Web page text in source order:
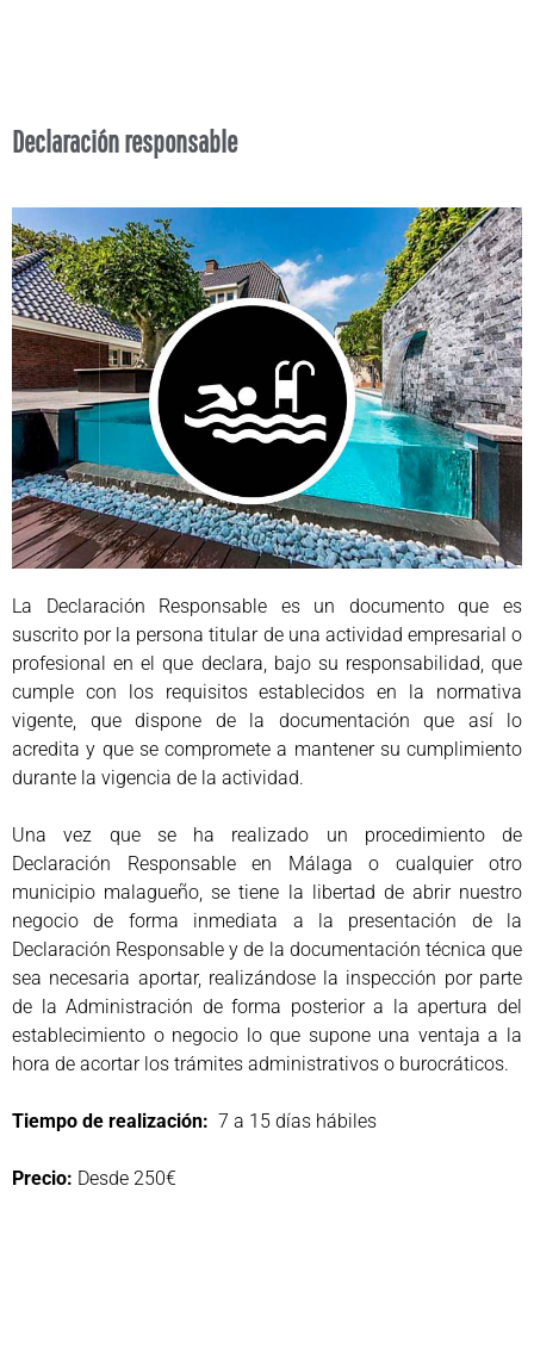
Declaración responsable
La Declaración Responsable es un documento que es
suscrito por la persona titular de una actividad empresarial o
profesional en el que declara, bajo su responsabilidad, que
cumple con los requisitos establecidos en la normativa
vigente, que dispone de la documentación que así lo
acredita y que se compromete a mantener su cumplimiento
durante la vigencia de la actividad.
Una vez que se ha realizado un procedimiento de
Declaración Responsable en Málaga o cualquier otro
municipio malagueño, se tiene la libertad de abrir nuestro
negocio de forma inmediata a la presentación de la
Declaración Responsable y de la documentación técnica que
sea necesaria aportar, realizándose la inspección por parte
de la Administración de forma posterior a la apertura del
establecimiento o negocio lo que supone una ventaja a la
hora de acortar los trámites administrativos o burocráticos.
Tiempo de realización: 7 a 15 días hábiles
Precio: Desde 250€